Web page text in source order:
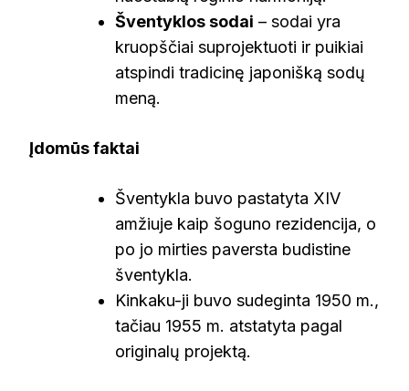
Šventyklos sodai – sodai yra
kruopščiai suprojektuoti ir puikiai
atspindi tradicinę japonišką sodų
meną.
Įdomūs faktai
Šventykla buvo pastatyta XIV
amžiuje kaip šoguno rezidencija, o
po jo mirties paversta budistine
šventykla.
Kinkaku-ji buvo sudeginta 1950 m.,
tačiau 1955 m. atstatyta pagal
originalų projektą.